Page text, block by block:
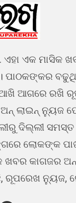
ଏକ ମାସିକ
ପାଠକଙ୍କର
ଆଖି ଆଗରେ ରଖି
ଲାଇନ୍ ନ୍ୟୁଜ
ଦିଲ୍ଲୀ
ଲୋକଙ୍କ
ଖବର କାଗଜର
ରୂପରେଖ ନ୍ୟୁଜ,